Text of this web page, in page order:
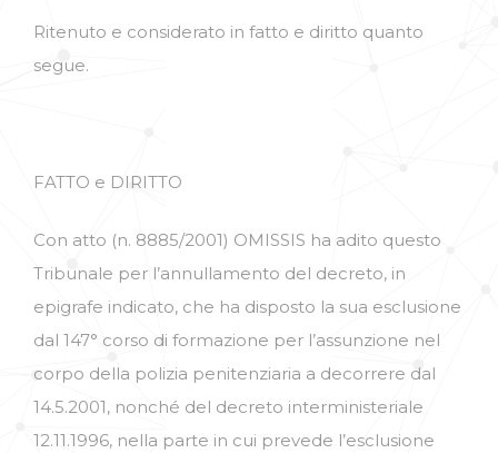
Ritenuto e considerato in fatto e diritto quanto
segue.
FATTO e DIRITTO
Con atto (n. 8885/2001) OMISSIS ha adito questo
Tribunale per l’annullamento del decreto, in
epigrafe indicato, che ha disposto la sua esclusione
dal 147° corso di formazione per l’assunzione nel
corpo della polizia penitenziaria a decorrere dal
14.5.2001, nonché del decreto interministeriale
12.11.1996, nella parte in cui prevede l’esclusione